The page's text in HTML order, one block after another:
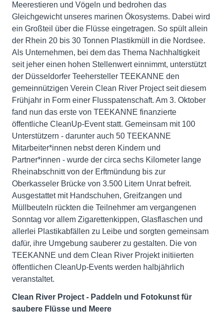
Meerestieren und Vögeln und bedrohen das
Gleichgewicht unseres marinen Ökosystems. Dabei wird
ein Großteil über die Flüsse eingetragen. So spült allein
der Rhein 20 bis 30 Tonnen Plastikmüll in die Nordsee.
Als Unternehmen, bei dem das Thema Nachhaltigkeit
seit jeher einen hohen Stellenwert einnimmt, unterstützt
der Düsseldorfer Teehersteller TEEKANNE den
gemeinnützigen Verein Clean River Project seit diesem
Frühjahr in Form einer Flusspatenschaft. Am 3. Oktober
fand nun das erste von TEEKANNE finanzierte
öffentliche CleanUp-Event statt. Gemeinsam mit 100
Unterstützern - darunter auch 50 TEEKANNE
Mitarbeiter*innen nebst deren Kindern und
Partner*innen - wurde der circa sechs Kilometer lange
Rheinabschnitt von der Erftmündung bis zur
Oberkasseler Brücke von 3.500 Litern Unrat befreit.
Ausgestattet mit Handschuhen, Greifzangen und
Müllbeuteln rückten die Teilnehmer am vergangenen
Sonntag vor allem Zigarettenkippen, Glasflaschen und
allerlei Plastikabfällen zu Leibe und sorgten gemeinsam
dafür, ihre Umgebung sauberer zu gestalten. Die von
TEEKANNE und dem Clean River Projekt initiierten
öffentlichen CleanUp-Events werden halbjährlich
veranstaltet.
Clean River Project - Paddeln und Fotokunst für
saubere Flüsse und Meere